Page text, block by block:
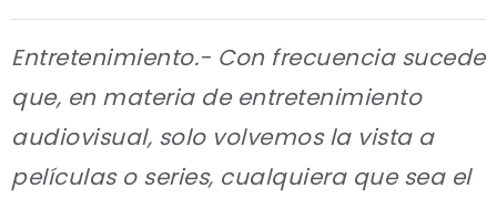
Entretenimiento.- Con frecuencia sucede
que, en materia de entretenimiento
audiovisual, solo volvemos la vista a
películas o series, cualquiera que sea el